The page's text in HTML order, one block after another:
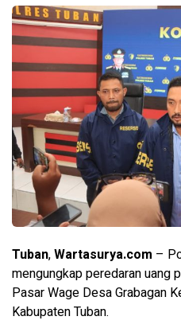
Tuban,Wartasurya.com –
mengungkap peredaran uang
Pasar Wage Desa Grabagan
Kabupaten Tuban.